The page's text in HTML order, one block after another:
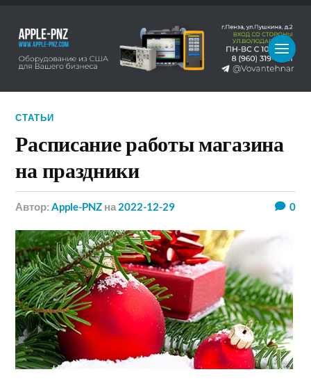
СТАТЬИ
Расписание работы магазина
на праздники
Автор:Apple-PNZ на 2022-12-29 0